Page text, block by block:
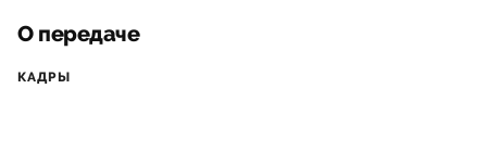
О передаче
КАДРЫ